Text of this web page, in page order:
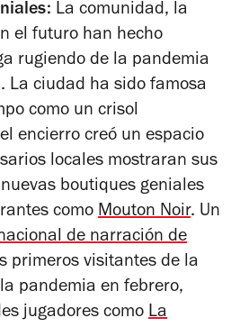
La comunidad, la
el futuro han hecho
rugiendo de la pandemia
La ciudad ha sido famosa
como un crisol
encierro creó un espacio
locales mostraran sus
boutiques geniales
como Mouton Noir. Un
de narración de
primeros visitantes de la
pandemia en febrero,
jugadores como La